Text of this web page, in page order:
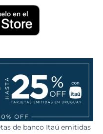
de banco Itaú emitidas